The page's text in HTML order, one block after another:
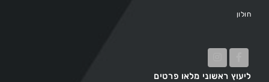
חולון
ליעוץ ראשוני מלאו פרטים